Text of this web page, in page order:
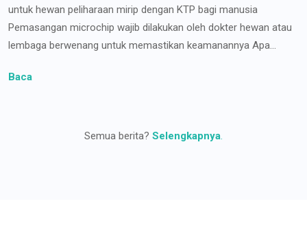
untuk hewan peliharaan mirip dengan KTP bagi manusia
Pemasangan microchip wajib dilakukan oleh dokter hewan atau
lembaga berwenang untuk memastikan keamanannya Apa...
Baca
Semua berita? Selengkapnya.